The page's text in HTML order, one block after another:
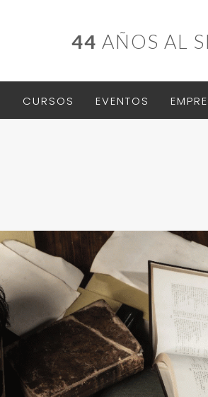
44 AÑOS AL
CURSOS EVENTOS